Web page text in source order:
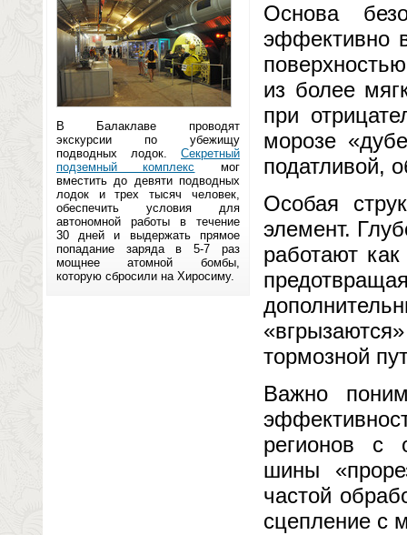
В Балаклаве проводят
экскурсии по убежищу
подводных лодок. Секретный
подземный комплекс мог
вместить до девяти подводных
лодок и трех тысяч человек,
обеспечить условия для
автономной работы в течение
30 дней и выдержать прямое
попадание заряда в 5-7 раз
мощнее атомной бомбы,
которую сбросили на Хиросиму.
Основа
эффективно
из более
при
морозе
податливой,
Особая
элемент.
работают
тормозной
Важно
регионов с
шины
частой
сцепление с